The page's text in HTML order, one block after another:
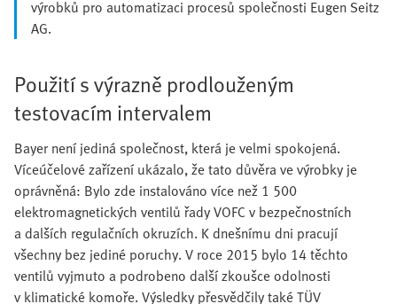
výrobků pro automatizaci procesů společnosti Eugen Seitz
AG.
Použití s výrazně prodlouženým
testovacím intervalem
Bayer není jediná společnost, která je velmi spokojená.
Víceúčelové zařízení ukázalo, že tato důvěra ve výrobky je
oprávněná: Bylo zde instalováno více než 1 500
elektromagnetických ventilů řady VOFC v bezpečnostních
a dalších regulačních okruzích. K dnešnímu dni pracují
všechny bez jediné poruchy. V roce 2015 bylo 14 těchto
ventilů vyjmuto a podrobeno další zkoušce odolnosti
v klimatické komoře. Výsledky přesvědčily také TÜV